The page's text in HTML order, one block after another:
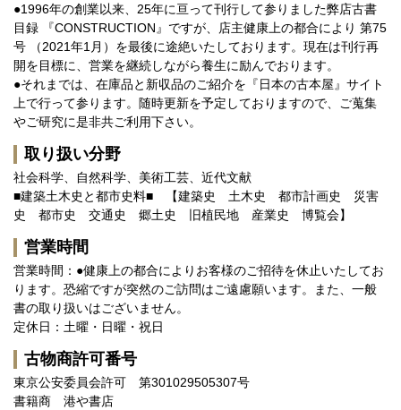
●1996年の創業以来、25年に亘って刊行して参りました弊店古書
目録 『CONSTRUCTION』ですが、店主健康上の都合により 第75
号 （2021年1月）を最後に途絶いたしております。現在は刊行再
開を目標に、営業を継続しながら養生に励んでおります。
●それまでは、在庫品と新収品のご紹介を『日本の古本屋』サイト
上で行って参ります。随時更新を予定しておりますので、ご蒐集
やご研究に是非共ご利用下さい。
取り扱い分野
社会科学、自然科学、美術工芸、近代文献
■建築土木史と都市史料■ 【建築史 土木史 都市計画史 災害
史 都市史 交通史 郷土史 旧植民地 産業史 博覧会】
営業時間
営業時間：●健康上の都合によりお客様のご招待を休止いたしてお
ります。恐縮ですが突然のご訪問はご遠慮願います。また、一般
書の取り扱いはございません。
定休日：土曜・日曜・祝日
古物商許可番号
東京公安委員会許可 第301029505307号
書籍商 港や書店